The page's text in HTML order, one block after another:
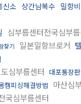
신소 상간남복수 밀항
심부름센터전국심부
찾기 일본밀항브로커
심부름센터 대포통장
캠피싱해결방법 마산심
국심부름센터